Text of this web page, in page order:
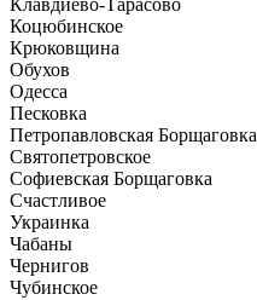
Клавдиево-Тарасово
Коцюбинское
Крюковщина
Обухов
Одесса
Песковка
Петропавловская Борщаговка
Святопетровское
Софиевская Борщаговка
Счастливое
Украинка
Чабаны
Чернигов
Чубинское